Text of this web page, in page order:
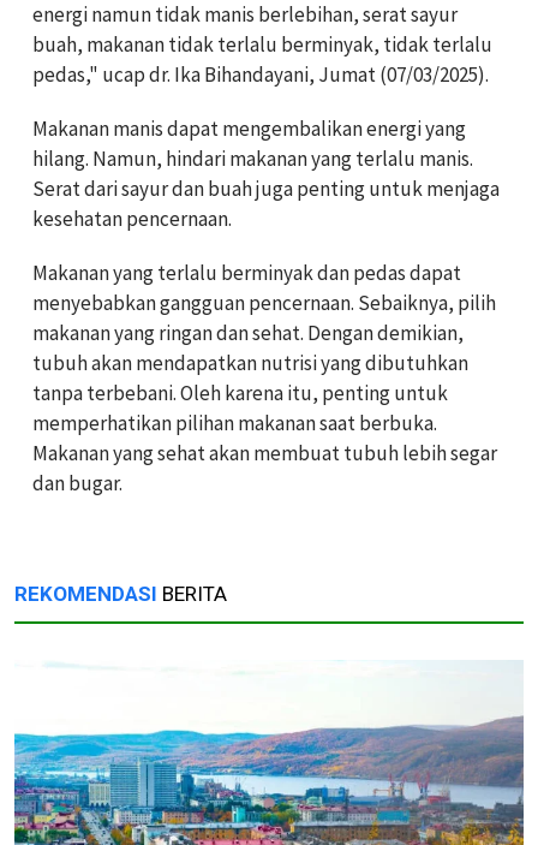
energi namun tidak manis berlebihan, serat sayur
buah, makanan tidak terlalu berminyak, tidak terlalu
pedas," ucap dr. Ika Bihandayani, Jumat (07/03/2025).
Makanan manis dapat mengembalikan energi yang
hilang. Namun, hindari makanan yang terlalu manis.
Serat dari sayur dan buah juga penting untuk menjaga
kesehatan pencernaan.
Makanan yang terlalu berminyak dan pedas dapat
menyebabkan gangguan pencernaan. Sebaiknya, pilih
makanan yang ringan dan sehat. Dengan demikian,
tubuh akan mendapatkan nutrisi yang dibutuhkan
tanpa terbebani. Oleh karena itu, penting untuk
memperhatikan pilihan makanan saat berbuka.
Makanan yang sehat akan membuat tubuh lebih segar
dan bugar.
REKOMENDASI BERITA